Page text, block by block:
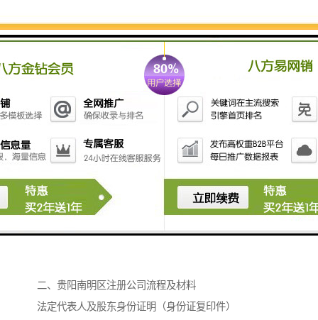
二、贵阳南明区注册公司流程及材料
法定代表人及股东身份证明（身份证复印件）‌